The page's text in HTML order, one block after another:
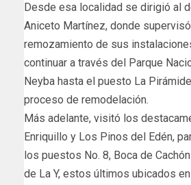
Desde esa localidad se dirigió al
Aniceto Martínez, donde
remozamiento de sus
continuar a través del Parque
Neyba hasta el puesto La
proceso de remodelación.
Más adelante, visitó los
Enriquillo y Los Pinos del Edén,
los puestos No. 8, Boca de
de La Y, estos últimos ubicados